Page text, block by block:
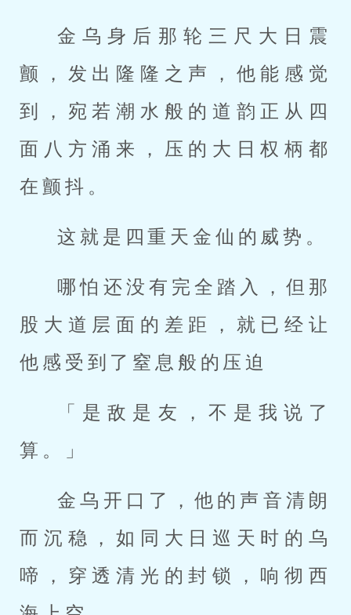
金乌身后那轮三尺大日震
颤，发出隆隆之声，他能感觉
到，宛若潮水般的道韵正从四
面八方涌来，压的大日权柄都
在颤抖。
这就是四重天金仙的威势。
哪怕还没有完全踏入，但那
股大道层面的差距，就已经让
他感受到了窒息般的压迫
「是敌是友，不是我说了
算。」
金乌开口了，他的声音清朗
而沉稳，如同大日巡天时的乌
啼，穿透清光的封锁，响彻西